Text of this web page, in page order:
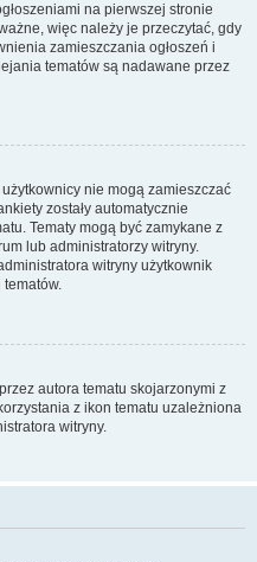
na pierwszej stronie
więc należy je przeczytać, gdy
zamieszczania ogłoszeń i
tematów są nadawane przez
nie mogą zamieszczać
zostały automatycznie
Tematy mogą być zamykane z
lub administratorzy witryny.
witryny użytkownik
autora tematu skojarzonymi z
z ikon tematu uzależniona
witryny.